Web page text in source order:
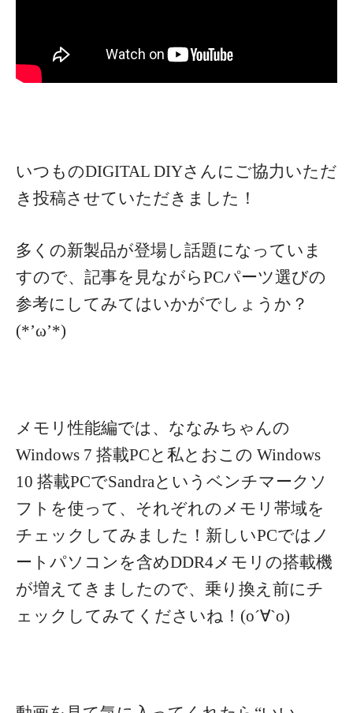
いつものDIGITAL DIYさんにご協力いただ
き投稿させていただきました！
多くの新製品が登場し話題になっていま
すので、記事を見ながらPCパーツ選びの
参考にしてみてはいかがでしょうか？
(*’ω’*)
メモリ性能編では、ななみちゃんの
Windows 7 搭載PCと私とおこの Windows
10 搭載PCでSandraというベンチマークソ
フトを使って、それぞれのメモリ帯域を
チェックしてみました！ 新しいPCではノ
ートパソコンを含めDDR4メモリの搭載機
が増えてきましたので、乗り換え前にチ
ェックしてみてくださいね！(о´∀`о)